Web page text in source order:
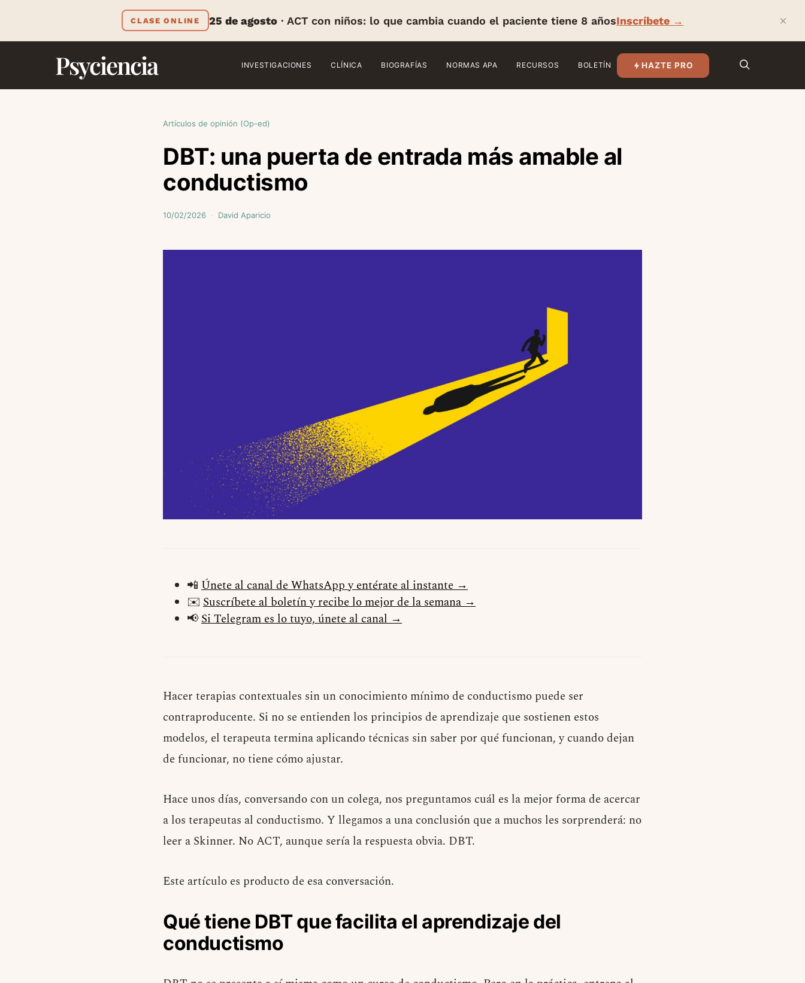
CLASE ONLINE 25 de agosto · ACT con niños: lo que cambia cuando el paciente tiene 8 añosInscríbete → ×
Psyciencia INVESTIGACIONES CLÍNICA BIOGRAFÍAS NORMAS APA RECURSOS BOLETÍN HAZTE PRO
Artículos de opinión (Op-ed)
DBT: una puerta de entrada más amable al
conductismo
10/02/2026 David Aparicio
📲 Únete al canal de WhatsApp y entérate al instante →
✉️ Suscríbete al boletín y recibe lo mejor de la semana →
📢Si Telegram es lo tuyo, únete al canal →
Hacer terapias contextuales sin un conocimiento mínimo de conductismo puede ser
contraproducente. Si no se entienden los principios de aprendizaje que sostienen estos
modelos, el terapeuta termina aplicando técnicas sin saber por qué funcionan, y cuando dejan
de funcionar, no tiene cómo ajustar.
Hace unos días, conversando con un colega, nos preguntamos cuál es la mejor forma de acercar
a los terapeutas al conductismo. Y llegamos a una conclusión que a muchos les sorprenderá: no
leer a Skinner. No ACT, aunque sería la respuesta obvia. DBT.
Este artículo es producto de esa conversación.
Qué tiene DBT que facilita el aprendizaje del
conductismo